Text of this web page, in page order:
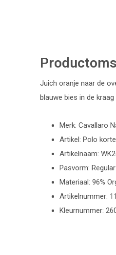
Juich oranje naar de
blauwe bies in de
Merk: Cavallaro
Artikel: Polo
Artikelnaam:
Pasvorm:
Materiaal: 96%
Artikelnummer:
Kleurnummer: